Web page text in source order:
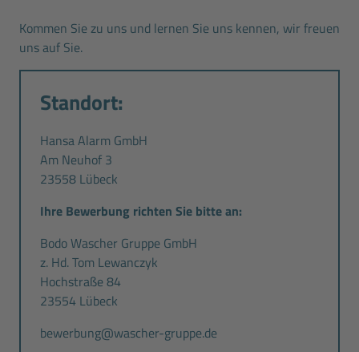
Kommen Sie zu uns und lernen Sie uns kennen, wir freuen
uns auf Sie.
Standort:
Hansa Alarm GmbH
Am Neuhof 3
23558 Lübeck
Ihre Bewerbung richten Sie bitte an:
Bodo Wascher Gruppe GmbH
z. Hd. Tom Lewanczyk
Hochstraße 84
23554 Lübeck
bewerbung@wascher-gruppe.de